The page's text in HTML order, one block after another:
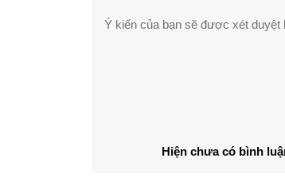
Ý kiến của bạn sẽ được xét duyệt
Hiện chưa có bình